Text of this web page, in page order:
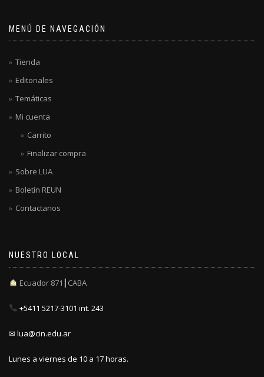
MENÚ DE NAVEGACIÓN
Tienda
Editoriales
Temáticas
Mi cuenta
Carrito
Finalizar compra
Sobre LUA
Boletín REUN
Contactanos
NUESTRO LOCAL
Ecuador 871┃CABA
+5411 5217-3101 int. 243
✉ lua@cin.edu.ar
Lunes a viernes de 10 a 17 horas.